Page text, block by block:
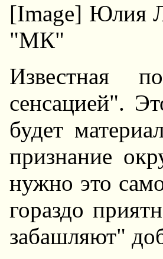
[Image] Юлия
"МК"
Известная
сенсацией".
будет
признание
нужно это
гораздо
забашляют"